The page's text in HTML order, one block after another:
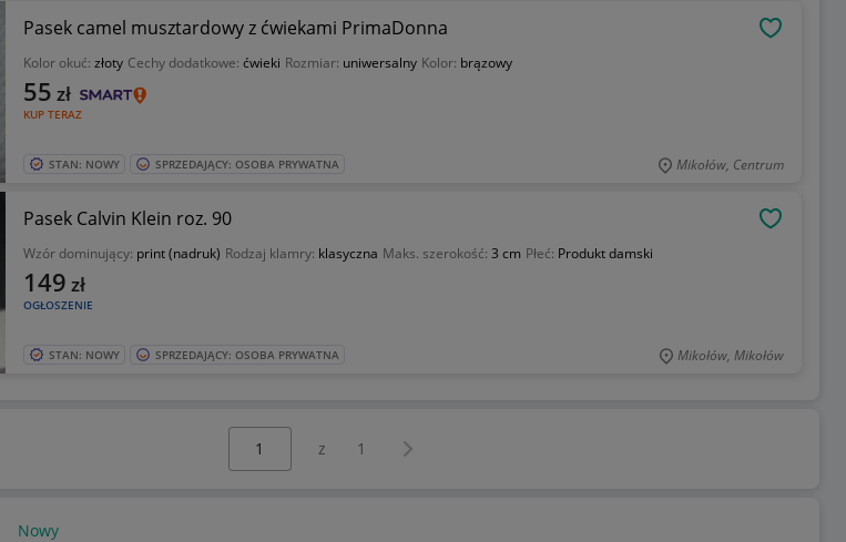
Pasek camel musztardowy z ćwiekami PrimaDonna
Kolor okuć: złoty Cechy dodatkowe: ćwieki Rozmiar: uniwersalny Kolor: brązowy
KUP TERAZ
55 zł
STAN: NOWY SPRZEDAJĄCY: OSOBA PRYWATNA Mikołów, Centrum
Pasek Calvin Klein roz. 90
Wzór dominujący: print (nadruk) Rodzaj klamry: klasyczna Maks. szerokość: 3 cm Płeć: Produkt damski
OGŁOSZENIE
149 zł
STAN: NOWY SPRZEDAJĄCY: OSOBA PRYWATNA Mikołów, Mikołów
z 1 Następna strona
Nowy